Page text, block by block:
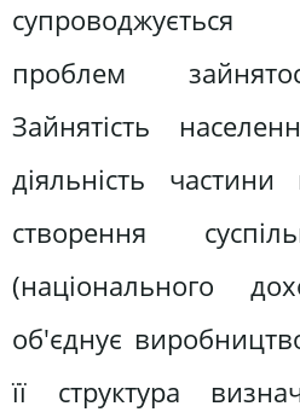
проблем
Зайнятість
діяльність
створення
(національного
об'єднує
її структура